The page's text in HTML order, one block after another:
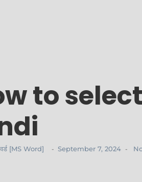
to
[MS Word] - September 7, 2024 -